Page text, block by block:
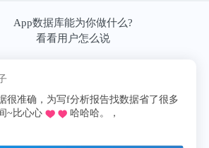
App数据库能为你做什么?
看看用户怎么说
很准确，为写f分析报告找数据省了很多
~比心心
哈哈哈。，